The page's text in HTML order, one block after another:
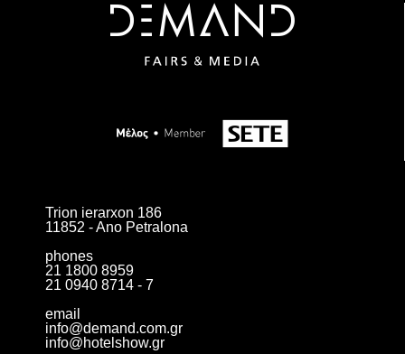
Trion ierarxon 186
11852 - Ano Petralona
phones
21 1800 8959
21 0940 8714 - 7
email
info@demand.com.gr
info@hotelshow.gr